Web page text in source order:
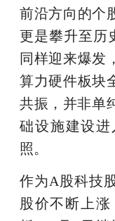
前沿方向的个
更是攀升至历
同样迎来爆发
算力硬件板块
共振，并非单
础设施建设
照。
作为A股科技
股价不断上